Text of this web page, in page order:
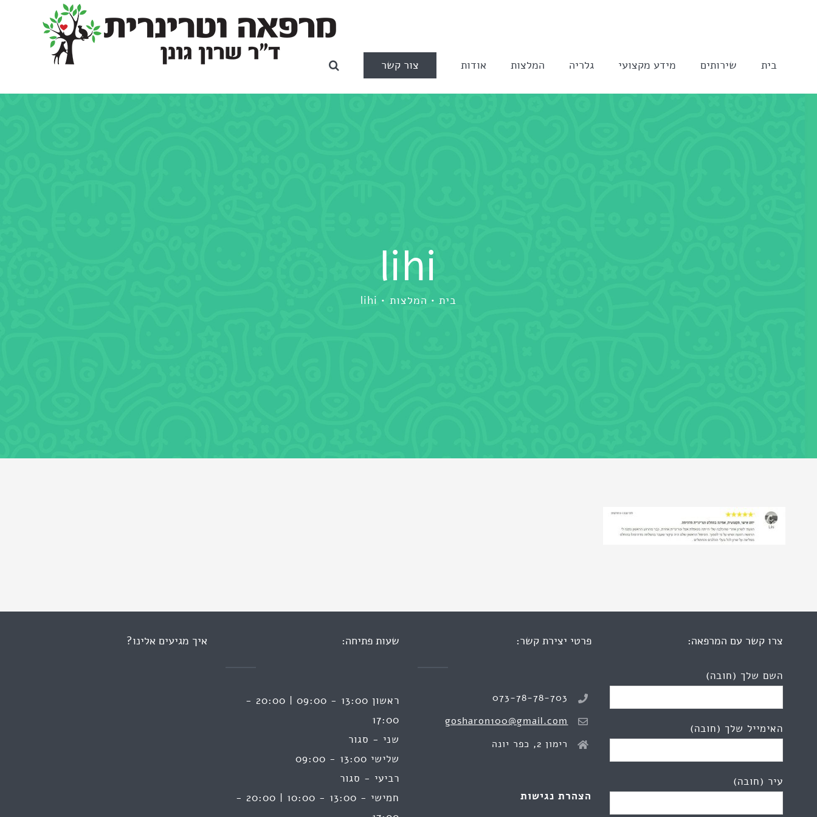
בית שירותים מידע מקצועי גלריה המלצות אודות צור קשר
lihi
בית המלצות lihi
צרו קשר עם המרפאה:
השם שלך (חובה)
האימייל שלך (חובה)
עיר (חובה)
פרטי יצירת קשר:
073-78-78-703
gosharon100@gmail.com
רימון 2, כפר יונה
הצהרת נגישות
שעות פתיחה:
ראשון 13:00 - 09:00 | 20:00 -
17:00
שני - סגור
שלישי 13:00 - 09:00
רביעי - סגור
חמישי - 13:00 - 10:00 | 20:00 -
איך מגיעים אלינו?